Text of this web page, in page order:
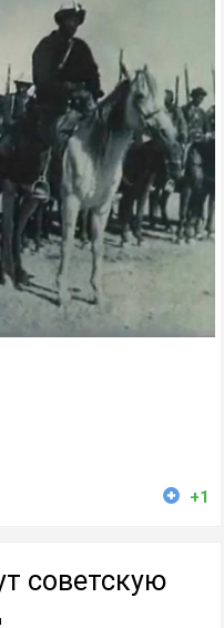
+1
советскую